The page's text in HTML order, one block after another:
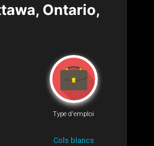
Ontario,
Type d'emploi
Cols blancs